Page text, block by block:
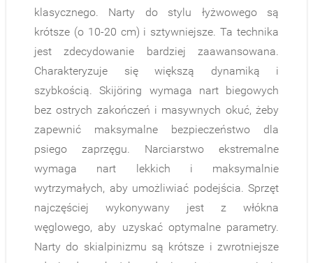
klasycznego. Narty do stylu łyżwowego są
krótsze (o 10-20 cm) i sztywniejsze. Ta technika
jest zdecydowanie bardziej zaawansowana.
Charakteryzuje się większą dynamiką i
szybkością. Skijöring wymaga nart biegowych
bez ostrych zakończeń i masywnych okuć, żeby
zapewnić maksymalne bezpieczeństwo dla
psiego zaprzęgu. Narciarstwo ekstremalne
wymaga nart lekkich i maksymalnie
wytrzymałych, aby umożliwiać podejścia. Sprzęt
najczęściej wykonywany jest z włókna
węglowego, aby uzyskać optymalne parametry.
Narty do skialpinizmu są krótsze i zwrotniejsze